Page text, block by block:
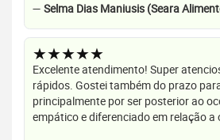
— Selma Dias Maniusis (Seara
★★★★★
Excelente atendimento! Super
rápidos. Gostei também do prazo
principalmente por ser posterior ao
empático e diferenciado em relação a